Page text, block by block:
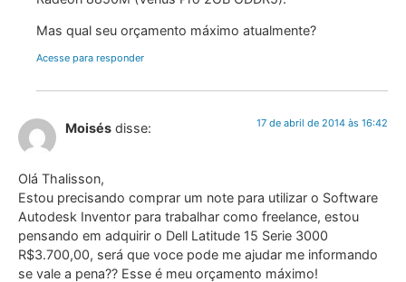
Mas qual seu orçamento máximo atualmente?
Acesse para responder
Moisés disse: 17 de abril de 2014 às 16:42
Olá Thalisson,
Estou precisando comprar um note para utilizar o Software
Autodesk Inventor para trabalhar como freelance, estou
pensando em adquirir o Dell Latitude 15 Serie 3000
R$3.700,00, será que voce pode me ajudar me informando
se vale a pena?? Esse é meu orçamento máximo!